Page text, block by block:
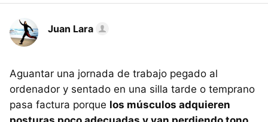
Juan Lara
Aguantar una jornada de trabajo pegado al
ordenador y sentado en una silla tarde o temprano
pasa factura porque los músculos adquieren